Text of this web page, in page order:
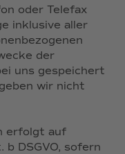
oder Telefax
inklusive aller
der
uns gespeichert
wir nicht
erfolgt auf
b DSGVO, sofern